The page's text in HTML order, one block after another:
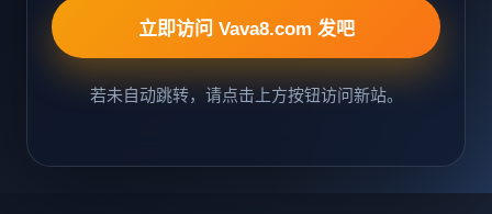
立即访问 Vava8.com 发吧
若未自动跳转，请点击上方按钮访问新站。